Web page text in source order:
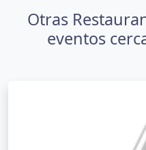
Otras
eventos